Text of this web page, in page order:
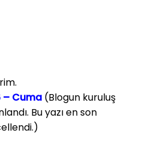
– Cuma (Blogun kuruluş
Bu yazı en son